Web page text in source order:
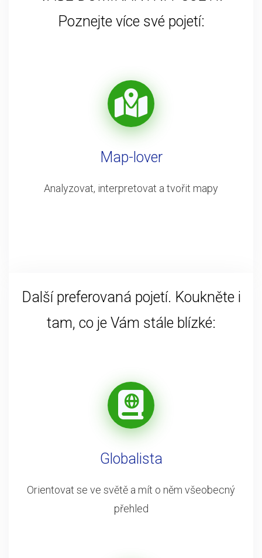
Poznejte více své pojetí:
Map-lover
Analyzovat, interpretovat a tvořit mapy
Další preferovaná pojetí. Koukněte i
tam, co je Vám stále blízké:
Globalista
Orientovat se ve světě a mít o něm všeobecný
přehled